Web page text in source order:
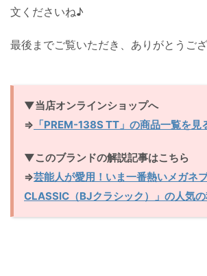
文くださいね♪
最後までご覧いただき、ありがとうござ
▼当店オンラインショップへ
⇒ 「PREM-138S TT」の商品一覧を見
▼このブランドの解説記事はこちら
⇒芸能人が愛用！いま一番熱いメガネ
CLASSIC（BJクラシック）」の人気の